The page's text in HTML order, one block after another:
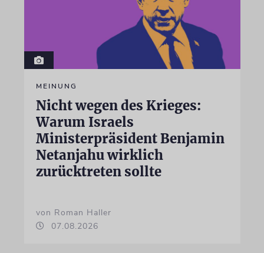
MEINUNG
Nicht wegen des Krieges:
Warum Israels
Ministerpräsident Benjamin
Netanjahu wirklich
zurücktreten sollte
von Roman Haller
07.08.2026